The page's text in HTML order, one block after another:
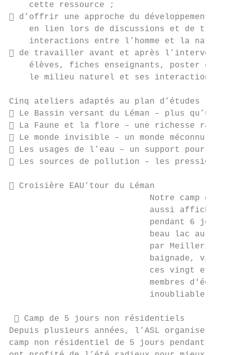
    cette ressource ;
 d’offrir une approche du développement
en lien lors de discussions et de
interactions entre l’homme et la
 de travailler avant et après
élèves, fiches enseignants, poster de
le milieu naturel et ses interactions
Cinq ateliers adaptés au plan d’études
 Le Bassin versant du Léman – plus qu’un
 La Faune et la flore – une richesse rare
 Le monde invisible – un monde méconnu
 Les usages de l’eau – un support pour
 Les sources de pollution – les pressions
 Croisière EAU’tour du Léman
Notre camp
aussi affiché
pendant 6
beau lac au
par
baignade,
ces vingt et
membres
                            inoubliable.
 Camp de 5 jours non résidentiels
Depuis plusieurs années, l’ASL organise,
camp non résidentiel de 5 jours pendant